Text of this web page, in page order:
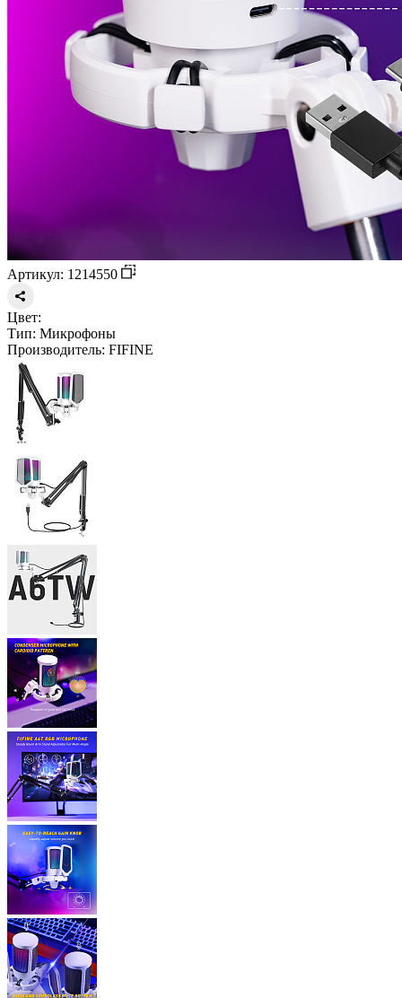
Артикул: 1214550
Цвет:
Тип: Микрофоны
Производитель: FIFINE